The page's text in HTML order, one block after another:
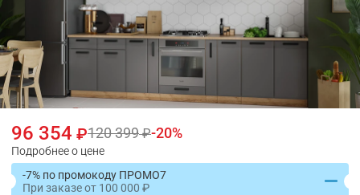
96 354 120 399 20
Подробнее о цене
-7% по промокоду ПРОМО7
При заказеот 100 000